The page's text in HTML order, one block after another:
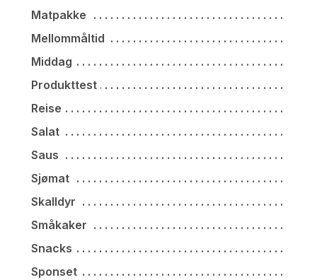
Matpakke
Mellommåltid
Middag
Produkttest
Reise
Salat
Saus
Sjømat
Skalldyr
Småkaker
Snacks
Sponset